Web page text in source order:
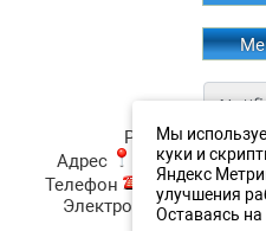
Ресторан
Адрес
ул. Верхне-
Телефон
+7 (911) 380-
Электронная почта ✉:
Мы
куки и
Яндекс
улучшения
Оставаясь